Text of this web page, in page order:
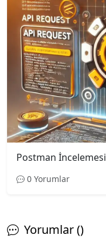
Postman İncelemesi
0 Yorumlar
Yorumlar ()